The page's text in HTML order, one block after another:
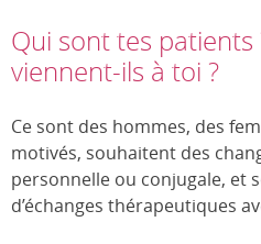
Qui sont tes patients
viennent-ils à toi ?
Ce sont des hommes, des
motivés, souhaitent des
personnelle ou conjugale, et
d’échanges thérapeutiques